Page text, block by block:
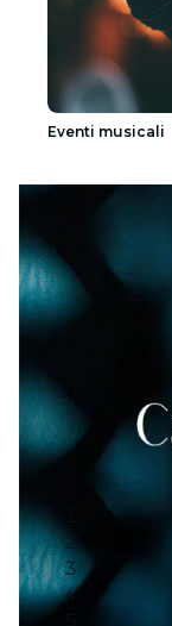
Eventi musicali